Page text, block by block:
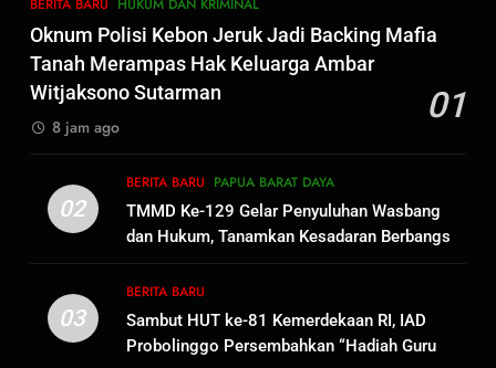
BERITA BARU HUKUM DAN KRIMINAL
Oknum Polisi Kebon Jeruk Jadi Backing Mafia
Tanah Merampas Hak Keluarga Ambar
Witjaksono Sutarman
01
8 jam ago
02
BERITA BARU PAPUA BARAT DAYA
TMMD Ke-129 Gelar Penyuluhan Wasbang
dan Hukum, Tanamkan Kesadaran Berbangsa
serta Taat Aturan di Kampung Sesor
03
BERITA BARU
Sambut HUT ke-81 Kemerdekaan RI, IAD
Probolinggo Persembahkan “Hadiah Guru
8
Dansatgas TMMD dan Ketua
Persit Hadirkan Kebahagiaan
bagi Mama-Mama dan Anak-
Oknum Polisi Kebon Jeruk Jadi
Backing Mafia Tanah Merampas
Sutarman
BERITA BARU HUKUM DAN KRIMINAL
2
TMMD Ke-129 Gelar Penyuluhan